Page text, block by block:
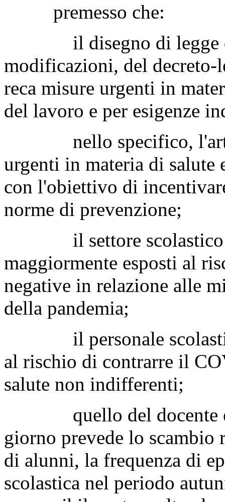
premesso che:
il disegno di legge di
modificazioni, del decreto-
reca misure urgenti in
del lavoro e per esigenze
nello specifico,
urgenti in materia di salute
con l'obiettivo di
norme di prevenzione;
il settore scolastico
maggiormente esposti al
negative in relazione alle
della pandemia;
il personale scolastico
al rischio di contrarre il
salute non indifferenti;
quello del docente è
giorno prevede lo
di alunni, la frequenza di
scolastica nel periodo